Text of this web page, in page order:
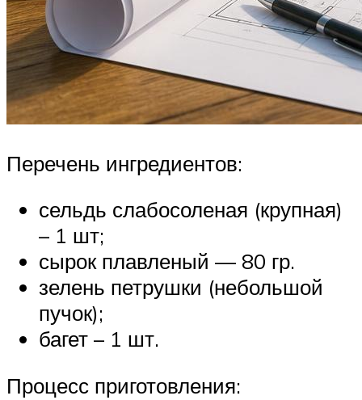
Перечень ингредиентов:
сельдь слабосоленая (крупная)
– 1 шт;
сырок плавленый — 80 гр.
зелень петрушки (небольшой
пучок);
багет – 1 шт.
Процесс приготовления: